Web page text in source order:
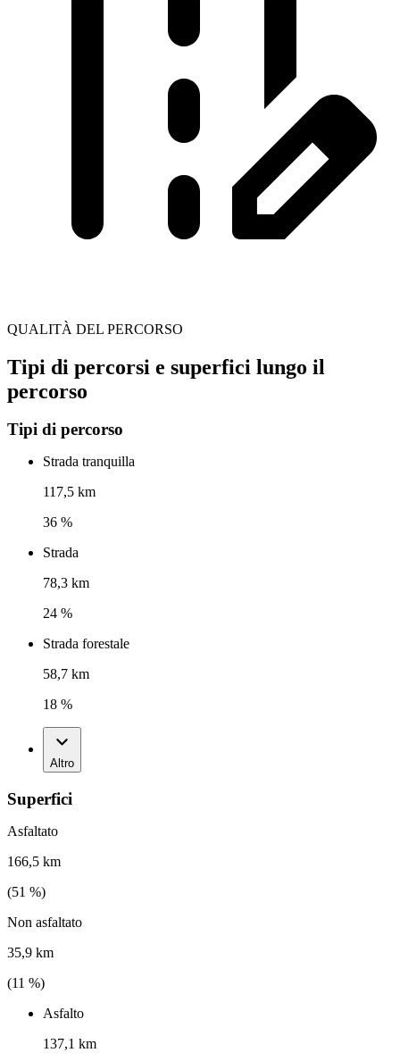
QUALITÀ DEL PERCORSO
Tipi di percorsi e superfici lungo il
percorso
Tipi di percorso
Strada tranquilla
117,5 km
36 %
Strada
78,3 km
24 %
Strada forestale
58,7 km
18 %
Altro
Superfici
Asfaltato
166,5 km
(51 %)
Non asfaltato
35,9 km
(11 %)
Asfalto
137,1 km